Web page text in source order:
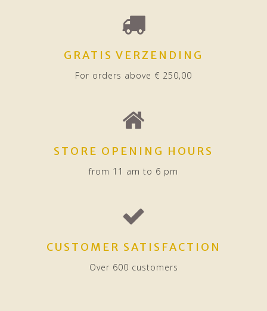
GRATIS VERZENDING
For orders above € 250,00
STORE OPENING HOURS
from 11 am to 6 pm
CUSTOMER SATISFACTION
Over 600 customers